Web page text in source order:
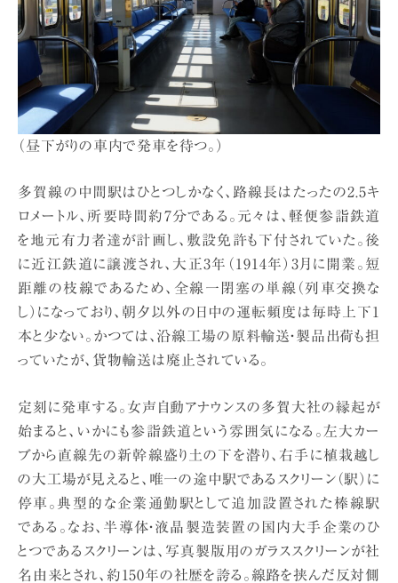
（昼下がりの車内で発車を待つ。）
多賀線の中間駅はひとつしかなく、路線長はたったの2.5キ
ロメートル、所要時間約7分である。元々は、軽便参詣鉄道
を地元有力者達が計画し、敷設免許も下付されていた。後
に近江鉄道に譲渡され、大正3年（1914年）3月に開業。短
距離の枝線であるため、全線一閉塞の単線（列車交換な
し）になっており、朝夕以外の日中の運転頻度は毎時上下1
本と少ない。かつては、沿線工場の原料輸送・製品出荷も担
っていたが、貨物輸送は廃止されている。
定刻に発車する。女声自動アナウンスの多賀大社の縁起が
始まると、いかにも参詣鉄道という雰囲気になる。左大カー
ブから直線先の新幹線盛り土の下を潜り、右手に植栽越し
の大工場が見えると、唯一の途中駅であるスクリーン（駅）に
停車。典型的な企業通勤駅として追加設置された棒線駅
である。なお、半導体・液晶製造装置の国内大手企業のひ
とつであるスクリーンは、写真製版用のガラススクリーンが社
名由来とされ、約150年の社歴を誇る。線路を挟んだ反対側